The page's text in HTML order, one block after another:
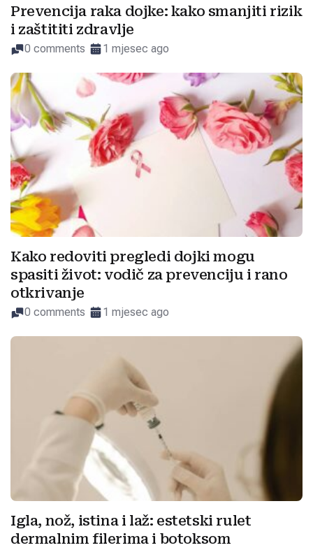
Prevencija raka dojke: kako smanjiti rizik
i zaštititi zdravlje
0 comments 1 mjesec ago
Kako redoviti pregledi dojki mogu
spasiti život: vodič za prevenciju i rano
otkrivanje
0 comments 1 mjesec ago
Igla, nož, istina i laž: estetski rulet
dermalnim filerima i botoksom